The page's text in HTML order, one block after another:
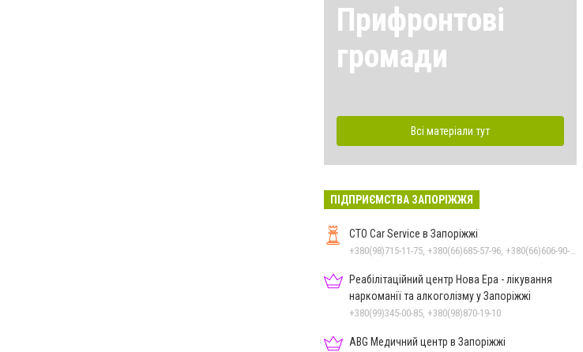
Прифронтові
громади
Всі матеріали тут
ПІДПРИЄМСТВА ЗАПОРІЖЖЯ
СТО Car Service в Запоріжжі
Реабілітаційний центр Нова Ера - лікування
наркоманії та алкоголізму у Запоріжжі
+380(99)345-00-85, +380(98)870-19-10
ABG Медичний центр в Запоріжжі